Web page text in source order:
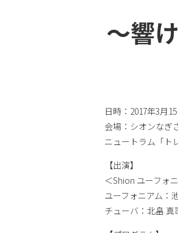
～響
日時：2017年3月
会場：シオンなぎ
ニュートラム「ト
【出演】
＜Shion ユーフォ
ユーフォニアム：
チューバ：北畠 真